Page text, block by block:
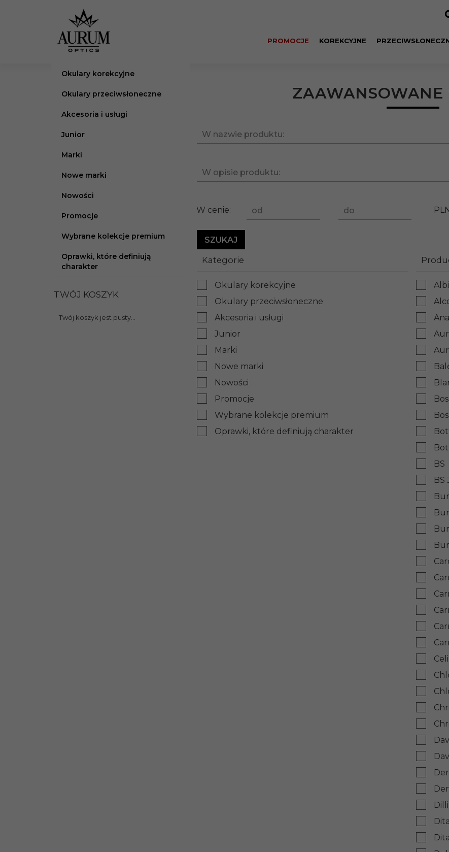
PROMOCJE KOREKCYJNE
Okulary korekcyjne
Okulary przeciwsłoneczne
Akcesoria i usługi
Junior
Marki
Nowe marki
Nowości
Promocje
Wybrane kolekcje premium
Oprawki, które definiują
charakter
TWÓJ KOSZYK
Twój koszyk jest pusty...
ZAAWANSOWANE
W nazwie produktu:
W opisie produktu:
W cenie: od do
Kategorie
Okulary korekcyjne
Okulary przeciwsłoneczne
Akcesoria i usługi
Junior
Marki
Nowe marki
Nowości
Promocje
Wybrane kolekcje premium
Oprawki, które definiują charakter
BS
BS